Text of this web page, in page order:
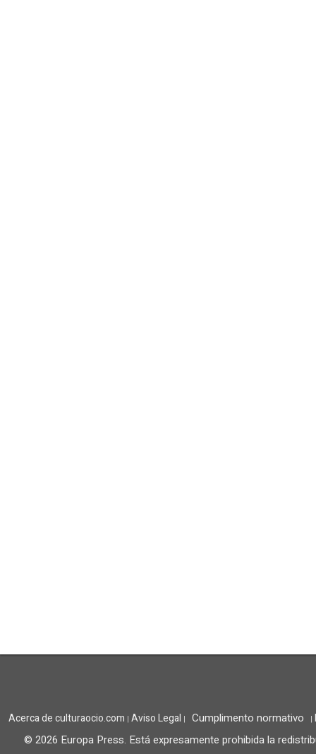
Acerca de culturaocio.com | Aviso Legal | Cumplimento normativo |
© 2026 Europa Press. Está expresamente prohibida la